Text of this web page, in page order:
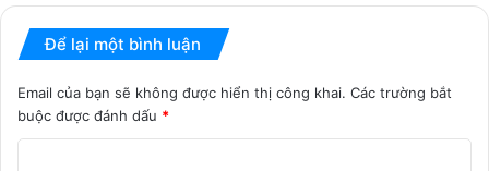
Để lại một bình luận
Email của bạn sẽ không được hiển thị công khai. Các trường bắt
buộc được đánh dấu *